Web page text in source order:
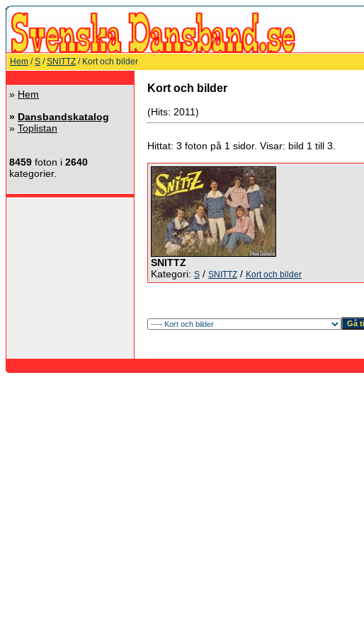
Hem /S /SNITTZ / Kort och bilder
» Hem
» Dansbandskatalog
» Toplistan
8459 foton i 2640
kategorier.
Kort och bilder
(Hits: 2011)
Hittat: 3 foton på 1 sidor. Visar: bild 1 till 3.
SNITTZ
Kategori: S / SNITTZ / Kort och bilder